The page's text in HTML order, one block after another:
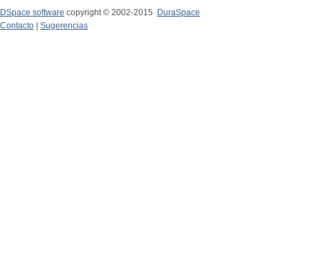
DSpace software copyright © 2002-2015
DuraSpace
Contacto
Sugerencias